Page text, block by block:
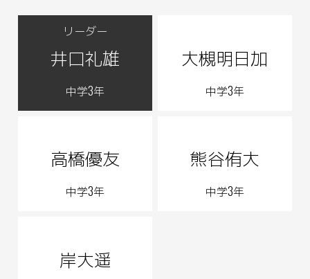
井口礼雄
中学3年
大槻明日加
中学3年
高橋優友
中学3年
熊谷侑大
中学3年
岸大遥